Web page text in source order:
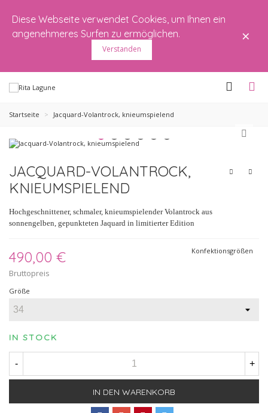
Diese Webseite verwendet Cookies, um Ihnen ein
angenehmeres Surfen zu ermöglichen.
Verstanden
×
Startseite > Jacquard-Volantrock, knieumspielend
JACQUARD-VOLANTROCK,
KNIEUMSPIELEND
Hochgeschnittener, schmaler, knieumspielender Volantrock aus
sonnengelben, gepunkteten Jaquard in limitierter Edition
490,00 €
Bruttopreis
Konfektionsgrößen
Größe
IN STOCK
- +
IN DEN WARENKORB